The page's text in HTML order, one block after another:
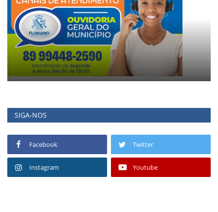
SIGA-NOS
Facebook Twitter
Instagram Youtube